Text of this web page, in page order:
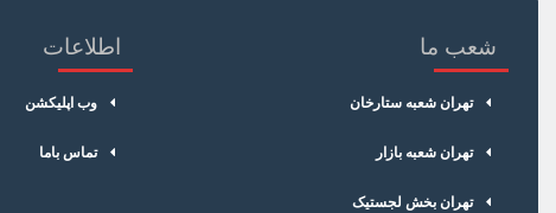
شعب ما
تهران شعبه ستارخان
تهران شعبه بازار
تهران بخش لجستیک
اطلاعات
وب اپلیکشن
تماس باما